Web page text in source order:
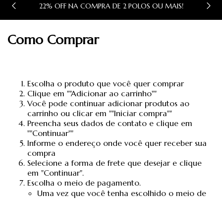
22% OFF NA COMPRA DE 2 POLOS OU MAIS!
Como Comprar
Escolha o produto que você quer comprar
Clique em ""Adicionar ao carrinho""
Você pode continuar adicionar produtos ao
carrinho ou clicar em ""Iniciar compra""
Preencha seus dados de contato e clique em
""Continuar""
Informe o endereço onde você quer receber sua
compra
Selecione a forma de frete que desejar e clique
em "Continuar".
Escolha o meio de pagamento.
Uma vez que você tenha escolhido o meio de